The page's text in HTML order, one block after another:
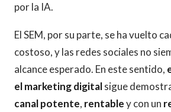
por la IA.
El SEM, por su parte, se ha vuelto
costoso, y las redes sociales no
alcance esperado. En este sentido,
el marketing digitalsigue
canal potente, rentabley con un